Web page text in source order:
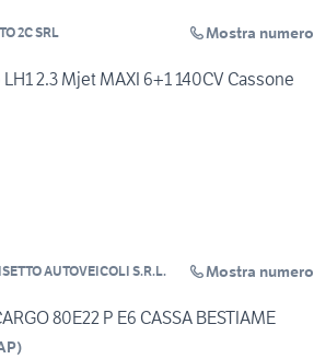
2C SRL Mostra numero
2.3 Mjet MAXI 6+1 140CV Cassone
AUTOVEICOLI S.R.L. Mostra numero
80E22 P E6 CASSA BESTIAME
)